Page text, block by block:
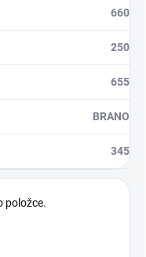
660
250
655
BRANO
345
položce.